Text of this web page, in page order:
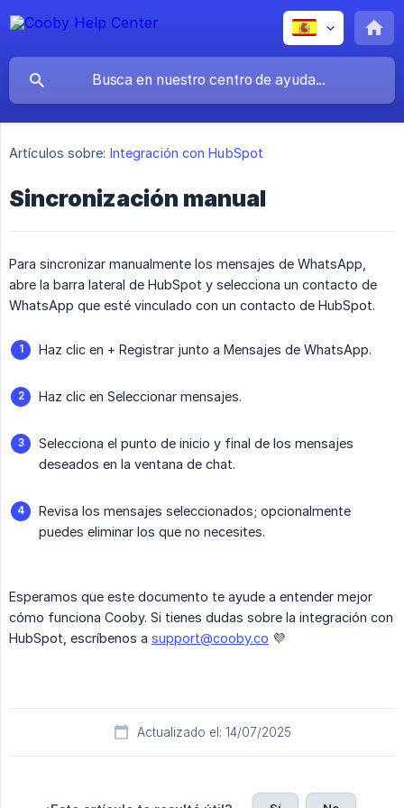
Artículos sobre: Integración con HubSpot
Sincronización manual
Para sincronizar manualmente los mensajes de WhatsApp,
abre la barra lateral de HubSpot y selecciona un contacto de
WhatsApp que esté vinculado con un contacto de HubSpot.
Haz clic en + Registrar junto a Mensajes de WhatsApp.
Haz clic en Seleccionar mensajes.
Selecciona el punto de inicio y final de los mensajes
deseados en la ventana de chat.
Revisa los mensajes seleccionados; opcionalmente
puedes eliminar los que no necesites.
Esperamos que este documento te ayude a entender mejor
cómo funciona Cooby. Si tienes dudas sobre la integración con
HubSpot, escríbenos a support@cooby.co 💜
Actualizado el: 14/07/2025